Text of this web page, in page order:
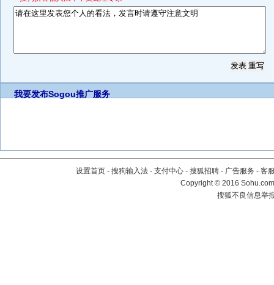
我要发布Sogou推广服务
设置首页 - 搜狗输入法 - 支付中心 - 搜狐招聘 - 广告服务 - 客
Copyright©2016
搜狐不良信息举